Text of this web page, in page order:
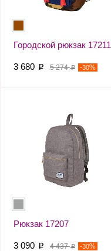
Городской рюкзак 17211
-30%
5 274p
3 680 p
Рюкзак 17207
-30%
4 437p
3 090 p